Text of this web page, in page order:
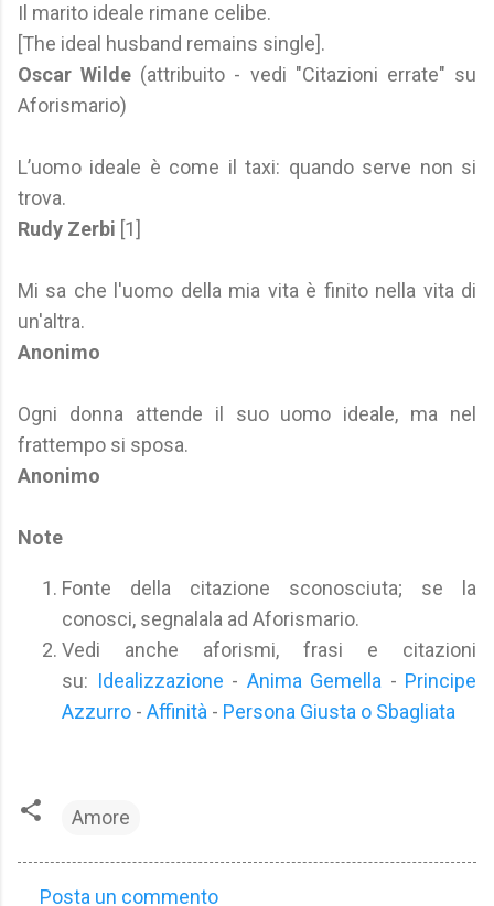
Il marito ideale rimane celibe.
[The ideal husband remains single].
Oscar Wilde (attribuito - vedi "Citazioni errate" su
Aforismario)
L’uomo ideale è come il taxi: quando serve non si
trova.
Rudy Zerbi [1]
Mi sa che l'uomo della mia vita è finito nella vita di
un'altra.
Anonimo
Ogni donna attende il suo uomo ideale, ma nel
frattempo si sposa.
Anonimo
Note
Fonte della citazione sconosciuta; se la
conosci, segnalala ad Aforismario.
Vedi anche aforismi, frasi e citazioni
su: Idealizzazione - Anima Gemella - Principe
Azzurro - Affinità - Persona Giusta o Sbagliata
Amore
Posta un commento